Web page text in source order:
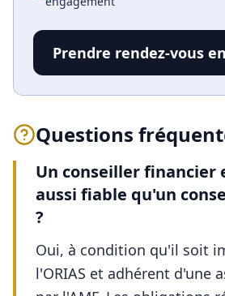
Prendre rendez-vous
Questions
Un conseiller financier
aussi fiable qu'un
?
Oui, à condition qu'il soit
l'ORIAS et adhérent d'une